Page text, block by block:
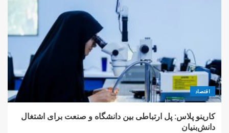
اقتصاد
کارینو پلاس: پل ارتباطی بین دانشگاه و صنعت برای اشتغال
دانش‌بنیان